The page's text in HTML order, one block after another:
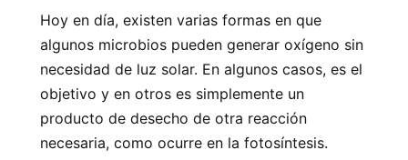
Hoy en día, existen varias formas en que
algunos microbios pueden generar oxígeno sin
necesidad de luz solar. En algunos casos, es el
objetivo y en otros es simplemente un
producto de desecho de otra reacción
necesaria, como ocurre en la fotosíntesis.